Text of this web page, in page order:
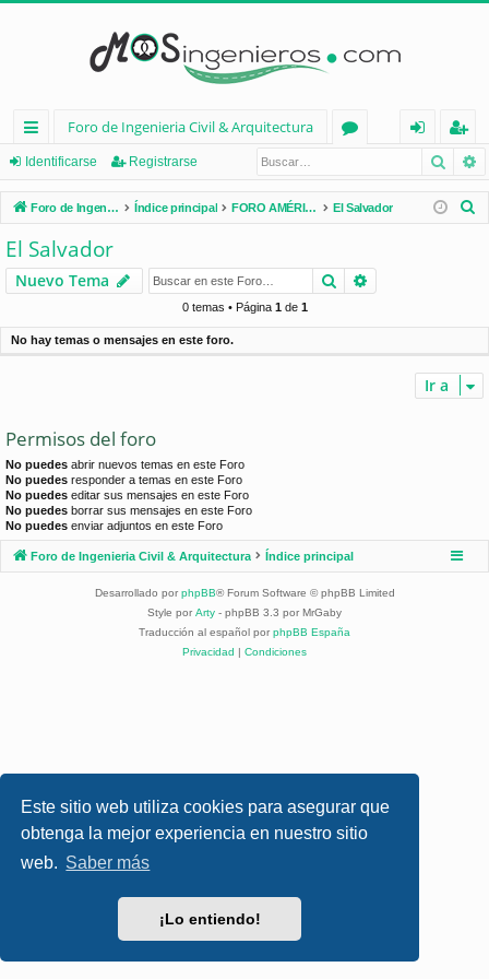
Este sitio web utiliza cookies para asegurar que
obtenga la mejor experiencia en nuestro sitio
web. Saber más
¡Lo entiendo!
nl
ac
es
rá
pi
d
Foro de Ingenieria Civil & Arquitectura
os
nt
ifi
e
eg
ist
ra
Identificarse Registrarse
Foro de Ingenieria Civil & Arquitectura Índice principal FORO AMÉRICA LATINA El Salvador
r
El Salvador
Nuevo Tema Buscar
0 temas • Página 1de 1
No hay temas o mensajes en este foro.
Ir a
Permisos del foro
No puedes abrir nuevos temas en este Foro
No puedes responder a temas en este Foro
No puedes editar sus mensajes en este Foro
No puedes borrar sus mensajes en este Foro
No puedes enviar adjuntos en este Foro
Foro de Ingenieria Civil & Arquitectura Índice principal
Desarrollado por phpBB® Forum Software © phpBB Limited
Style por Arty - phpBB 3.3 por MrGaby
Traducción al español por phpBB España
Privacidad | Condiciones